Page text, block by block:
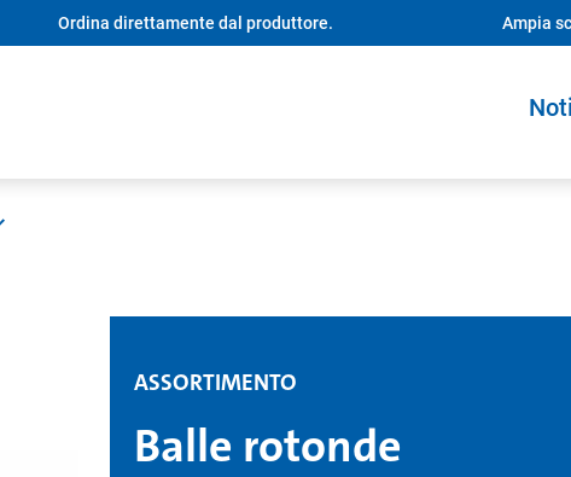
Ordina direttamente dal produttore. Ampia
ASSORTIMENTO
Balle rotonde